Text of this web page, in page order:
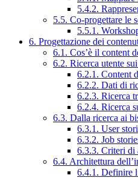
5.4.2.
5.5. Co-progettare le
5.5.1.
6. Progettazione dei
6.1. Cos’è il content
6.2. Ricerca utente
6.2.1. Content
6.2.2. Dati di
6.2.3. Ricerca
6.2.4. Ricerca
6.3. Dalla ricerca ai
6.3.1. User
6.3.2. Job
6.3.3. Criteri di
6.4. Architettura
6.4.1. Definire